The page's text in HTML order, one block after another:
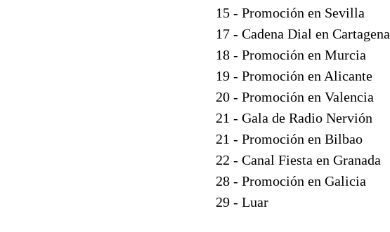
15 - Promoción en Sevilla
17 - Cadena Dial en Cartagena
18 - Promoción en Murcia
19 - Promoción en Alicante
20 - Promoción en Valencia
21 - Gala de Radio Nervión
21 - Promoción en Bilbao
22 - Canal Fiesta en Granada
28 - Promoción en Galicia
29 - Luar